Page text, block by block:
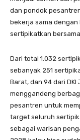
dan pondok
bekerja sama dengan
sertipikatkan
Dari total 1.032
sebanyak 251
Barat, dan 94 dari DKI
menggandeng
pesantren untuk
target seluruh
sebagai warisan